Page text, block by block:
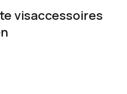
visaccessoires